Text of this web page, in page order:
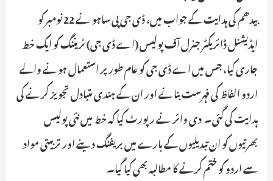
بیدھم کی ہدایت کے جواب میں، ڈی جی پی ساہو نے 22 نومبر کو
ایڈیشنل ڈائریکٹر جنرل آف پولیس (اے ڈی جی) ٹریننگ کو ایک خط
جاری کیا، جس میں اے ڈی جی کو عام طور پر استعمال ہونے والے
اردو الفاظ کی فہرست بنانے اور ان کے ہندی متبادل تجویز کرنے کی
ہدایت کی گئی۔ دی وائر نے رپورٹ کیا کہ خط میں نئی پولیس
بھرتیوں کو ان تبدیلیوں کے بارے میں بریفنگ دینے اور تربیتی مواد
سے اردو کو ختم کرنے کا مطالبہ بھی کیا گیا۔